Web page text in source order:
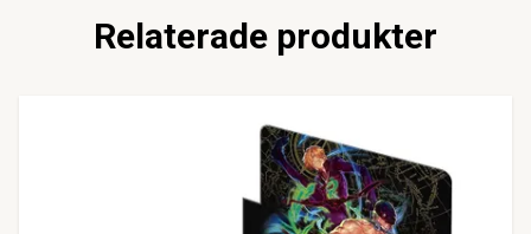
Relaterade produkter